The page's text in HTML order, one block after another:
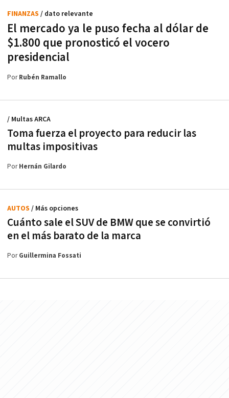
El mercado ya le puso fecha al dólar de
$1.800 que pronosticó el vocero
presidencial
FINANZAS / dato relevante
PorRubén Ramallo
Toma fuerza el proyecto para reducir las
multas impositivas
/ Multas ARCA
PorHernán Gilardo
Cuánto sale el SUV de BMW que se convirtió
en el más barato de la marca
AUTOS / Más opciones
PorGuillermina Fossati